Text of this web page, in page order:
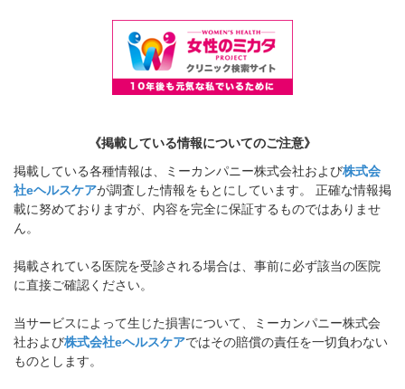
《掲載している情報についてのご注意》
掲載している各種情報は、ミーカンパニー株式会社および株式会
社eヘルスケアが調査した情報をもとにしています。 正確な情報掲
載に努めておりますが、内容を完全に保証するものではありませ
ん。
掲載されている医院を受診される場合は、事前に必ず該当の医院
に直接ご確認ください。
当サービスによって生じた損害について、ミーカンパニー株式会
社および株式会社eヘルスケアではその賠償の責任を一切負わない
ものとします。